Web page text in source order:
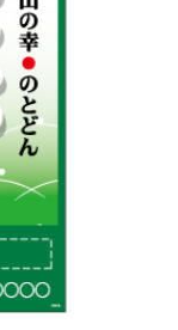
娯楽
その他
イテムを見る
例